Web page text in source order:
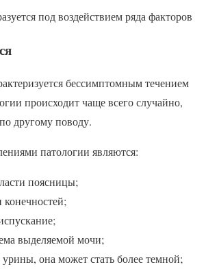
под воздействием ряда факторов
бессимптомным течением
происходит чаще всего случайно,
другому поводу.
патологии являются:
поясницы;
конечностей;
выделяемой мочи;
она может стать более темной;